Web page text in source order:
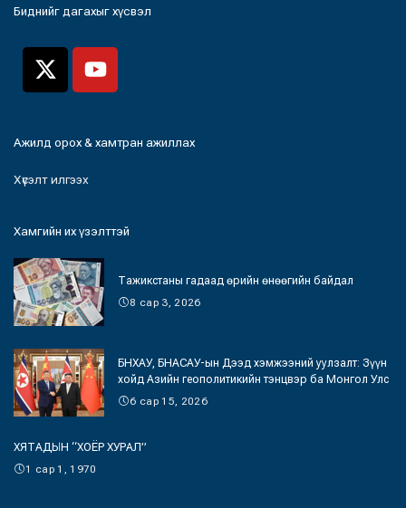
Биднийг дагахыг хүсвэл
Ажилд орох & хамтран ажиллах
Хүсэлт илгээх
Хамгийн их үзэлттэй
Тажикстаны гадаад өрийн өнөөгийн байдал
8 сар 3, 2026
БНХАУ, БНАСАУ-ын Дээд хэмжээний уулзалт: Зүүн
хойд Азийн геополитикийн тэнцвэр ба Монгол Улс
6 сар 15, 2026
ХЯТАДЫН “ХОЁР ХУРАЛ”
1 сар 1, 1970